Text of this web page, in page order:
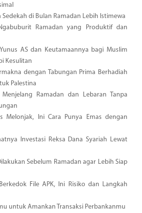
Sedekah di Bulan Ramadan Lebih Istimewa
Ramadan yang Produktif dan
AS dan Keutamaannya bagi Muslim
Kesulitan
dengan Tabungan Prima Berhadiah
Palestina
Menjelang Ramadan dan Lebaran Tanpa
Melonjak, Ini Cara Punya Emas dengan
Investasi Reksa Dana Syariah Lewat
Sebelum Ramadan agar Lebih Siap
File APK, Ini Risiko dan Langkah
untuk Amankan Transaksi Perbankanmu